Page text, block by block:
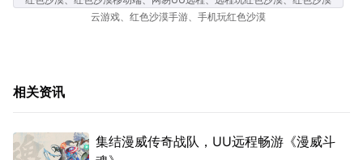
云游戏、红色沙漠手游、手机玩红色沙漠
相关资讯
集结漫威传奇战队，UU远程畅游《漫威斗